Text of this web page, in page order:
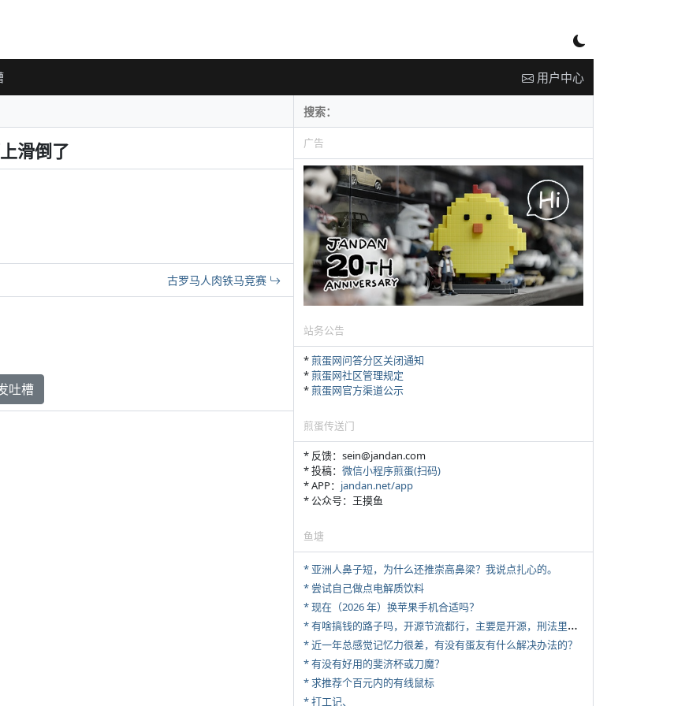
用户中心
滑倒了
古罗马人肉铁马竞赛
吐槽
广告
站务公告
*煎蛋网问答分区关闭通知
*煎蛋网社区管理规定
*煎蛋网官方渠道公示
煎蛋传送门
* 反馈：sein@jandan.com
* 投稿： 微信小程序煎蛋(扫码)
* APP： jandan.net/app
* 公众号：王摸鱼
鱼塘
* 亚洲人鼻子短，为什么还推崇高鼻梁？我说点扎心的。
* 尝试自己做点电解质饮料
* 现在（2026 年）换苹果手机合适吗？
*
有啥搞钱的路子吗，开源节流都行，主要是开源，刑法里的咱不做
* 近一年总感觉记忆力很差，有没有蛋友有什么解决办法的？
* 有没有好用的斐济杯或刀魔？
* 求推荐个百元内的有线鼠标
* 打工记、